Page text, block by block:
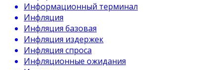
Информационный терминал
Инфляция
Инфляция базовая
Инфляция издержек
Инфляция спроса
Инфляционные ожидания